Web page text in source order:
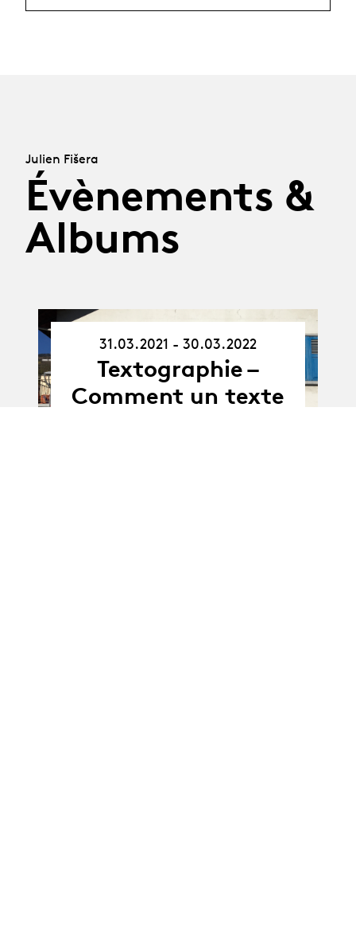
Julien Fišera
Évènements &
Albums
31.03.21
30.03.22
31.03.2021 - 30.03.2022
Textographie –
Comment un texte